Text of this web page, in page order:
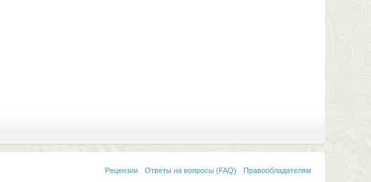
Правообладателям
Ответы на вопросы (FAQ)
Рецензии